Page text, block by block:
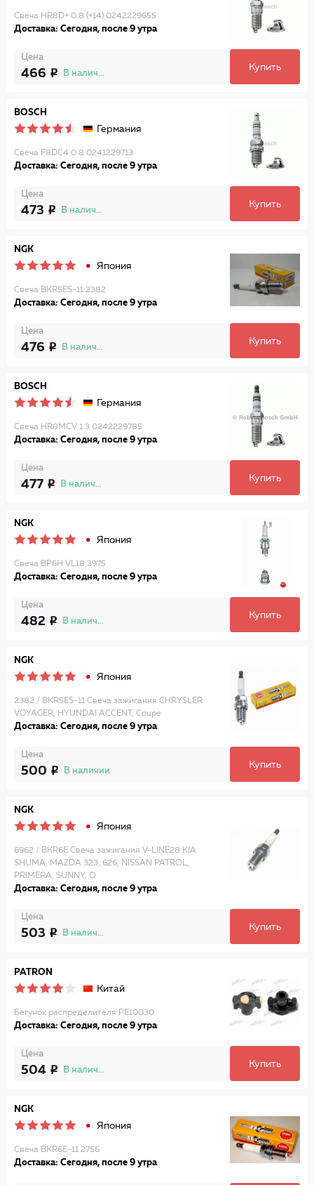
Свеча HR8D+ 0.8 (+14) 0242229655
Доставка: Сегодня, после 9 утра
Цена
466 В наличии
Купить
BOSCH
Германия
Свеча F8DC4 0.8 0241229713
Доставка: Сегодня, после 9 утра
Цена
473 В наличии
Купить
NGK
Япония
Свеча BKR5ES-11 2382
Доставка: Сегодня, после 9 утра
Цена
476 В наличии
Купить
BOSCH
Германия
Свеча HR8MCV 1.3 0242229785
Доставка: Сегодня, после 9 утра
Цена
477 В наличии
Купить
NGK
Япония
Свеча BP6H VL18 3975
Доставка: Сегодня, после 9 утра
Цена
482 В наличии
Купить
NGK
Япония
2382 / BKR5ES-11 Свеча зажигания CHRYSLER
VOYAGER, HYUNDAI ACCENT, Coupe
Доставка: Сегодня, после 9 утра
Цена
500 В наличии
Купить
NGK
Япония
6962 / BKR6E Свеча зажигания V-LINE28 KIA
SHUMA, MAZDA 323, 626, NISSAN PATROL,
PRIMERA, SUNNY, O
Доставка: Сегодня, после 9 утра
Цена
503 В наличии
Купить
PATRON
Китай
Бегунок распределителя PE10030
Доставка: Сегодня, после 9 утра
Цена
504 В наличии
Купить
NGK
Япония
Свеча BKR6E-11 2756
Доставка: Сегодня, после 9 утра